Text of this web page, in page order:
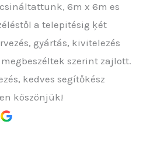
6m x 6m es
a telepitésig ķét
gyártás, kivitelezés
szerint zajlott.
kedves segítőkész
köszönjük!